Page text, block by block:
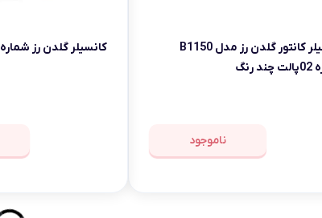
کانسیلر کانتور گلدن رز مدل B1150
رنگ
ناموجود
کانسیلر گلدن رز شماره 02